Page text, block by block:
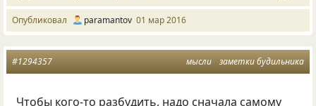
Опубликовал paramantov 01 мар 2016
мысли заметки будильника
#1294357
Чтобы кого-то разбудить, надо сначала самому